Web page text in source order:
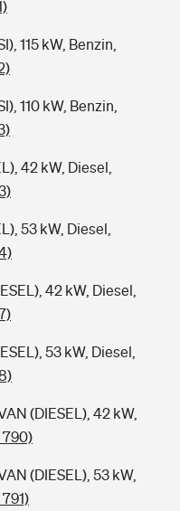
115 kW, Benzin,
110 kW, Benzin,
42 kW, Diesel,
53 kW, Diesel,
42 kW, Diesel,
53 kW, Diesel,
(DIESEL), 42 kW,
(DIESEL), 53 kW,